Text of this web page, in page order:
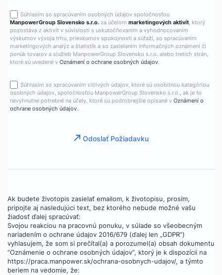
Súhlasím so spracúvaním osobných údajov spoločnosťou
ManpowerGroup Slovensko s.r.o. za účelom marketingových aktivít, ktorý
pozostáva z aktivít v súvislosti s uskutočňovaním a vyhodnocovaním
výskumov vývoja trhu, prieskumov spokojnosti a súťaží, so spracúvaním
marketingových analýz a štatistík a so zasielaním informačných oznámení či
ponúk tovarov a služieb ManpowerGroup Slovensko s.r.o. alebo tretích strán,
ktoré sú uvedené v Oznámení o ochrane osobných údajov.
Súhlasím so spracúvaním citlivých údajov, ktoré sú osobitnou kategóriou
osobných údajov, spoločnosťou ManpowerGroup Slovensko s.r.o., ak je to
nevyhnutne potrebné na účely, ktoré sú podrobnejšie opísané v Oznámení o
ochrane osobných údajov..
Odoslať Požiadavku
Ak budete životopis zasielať emailom, k životopisu, prosím,
pripojte aj nasledujúci text, bez ktorého nebude možné vašu
žiadosť ďalej spracúvať:
Svojou reakciou na pracovnú ponuku, v súlade so všeobecným
nariadením o ochrane údajov 2016/679 (ďalej len „GDPR“)
vyhlasujem, že som si prečítal(a) a porozumel(a) obsah dokumentu
“Oznámenie o ochrane osobných údajov”, ktorý je k dispozícii na
https://praca.manpower.sk/ochrana-osobnych-udajov/, a týmto
beriem na vedomie, že: